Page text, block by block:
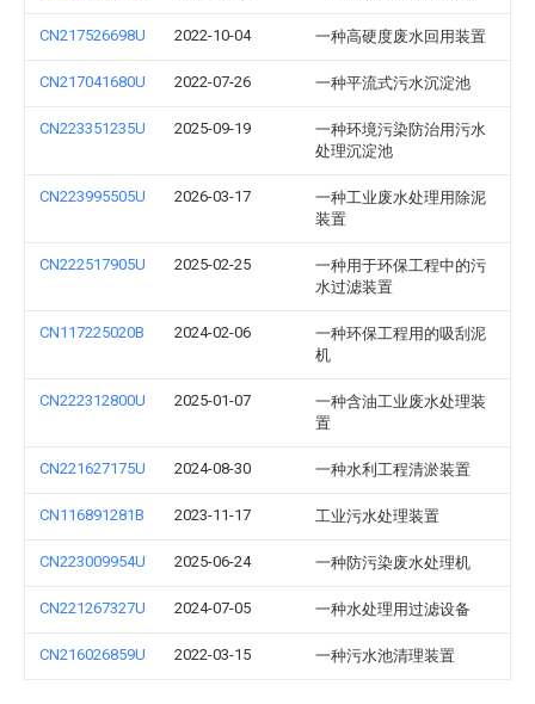
CN217526698U 2022-10-04 一种高硬度废水回用装置
CN217041680U 2022-07-26 一种平流式污水沉淀池
CN223351235U 2025-09-19
一种环境污染防治用污水
处理沉淀池
CN223995505U 2026-03-17
一种工业废水处理用除泥
装置
CN222517905U 2025-02-25
一种用于环保工程中的污
水过滤装置
CN117225020B 2024-02-06
一种环保工程用的吸刮泥
机
CN222312800U 2025-01-07
一种含油工业废水处理装
置
CN221627175U 2024-08-30 一种水利工程清淤装置
CN116891281B 2023-11-17 工业污水处理装置
CN223009954U 2025-06-24 一种防污染废水处理机
CN221267327U 2024-07-05 一种水处理用过滤设备
CN216026859U 2022-03-15 一种污水池清理装置